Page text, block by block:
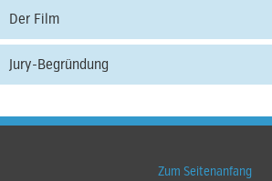
Der Film
Jury-Begründung
Zum Seitenanfang